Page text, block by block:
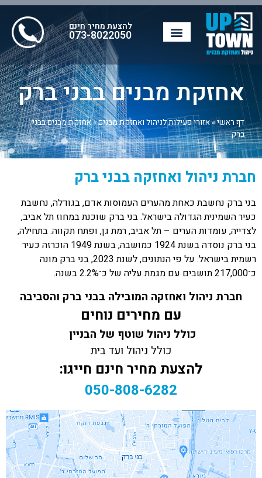
להצעת מחיר חינם
073-8022050
אחזקת מבנים בבני ברק
דף ראשי»אזורי פעילות לניהול ואחזקת מבנים»אחזקת מבנים בבני
ברק
חברת ניהול ואחזקה בבני ברק
בני ברק נחשבת כאחת מהערים העמוסות אדם, בגודלה, נחשבת
כעיר השמינית הגדולה בישראל. בני ברק שוכנת במחוז תל אביב,
לצדייה, עומדות הערים – תל אביב, רמת גן, ופתח תקווה. בתחילה,
בני ברק נוסדה בשנת 1924 כמושבה, בשנת 1949 הוכרזה כעיר
רשמית בישראל. על פי הנתונים, לשנת 2023, בני ברק מונה
כ־217,000 תושבים עם מגמת עליה של כ־2.2% בשנה.
חברת ניהול ואחזקה המובילה בבני ברק והסביבה
עם מחירים נוחים
כולל ניהול שוטף של הבניין
כולל ניהול ועד בית
להצעת מחיר חינם חייגו:
050-808-6282